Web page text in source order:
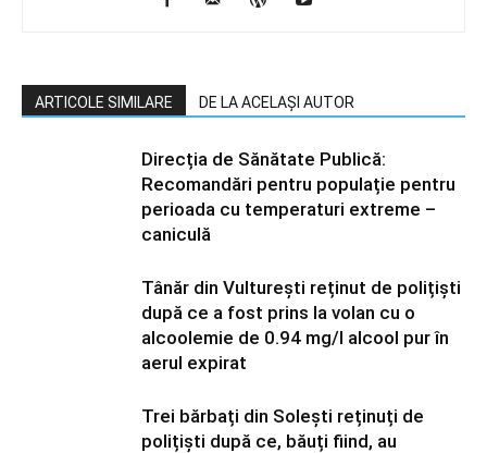
ARTICOLE SIMILARE DE LA ACELAȘI AUTOR
Direcția de Sănătate Publică:
Recomandări pentru populație pentru
perioada cu temperaturi extreme –
caniculă
Tânăr din Vulturești reținut de polițiști
după ce a fost prins la volan cu o
alcoolemie de 0.94 mg/l alcool pur în
aerul expirat
Trei bărbați din Solești reținuți de
polițiști după ce, băuți fiind, au